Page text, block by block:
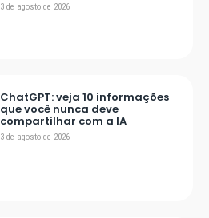
3 de agosto de 2026
ChatGPT: veja 10 informações
que você nunca deve
compartilhar com a IA
3 de agosto de 2026